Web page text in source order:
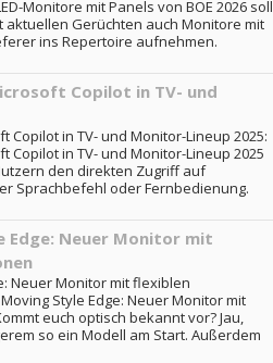
Monitore mit Panels von BOE 2026 soll
Gerüchten auch Monitore mit
ins Repertoire aufnehmen.
Copilot in TV- und
Copilot in TV- und Monitor-Lineup 2025:
Copilot in TV- und Monitor-Lineup 2025
den direkten Zugriff auf
Sprachbefehl oder Fernbedienung.
Edge: Neuer Monitor mit
Neuer Monitor mit flexiblen
Style Edge: Neuer Monitor mit
euch optisch bekannt vor? Jau,
so ein Modell am Start. Außerdem